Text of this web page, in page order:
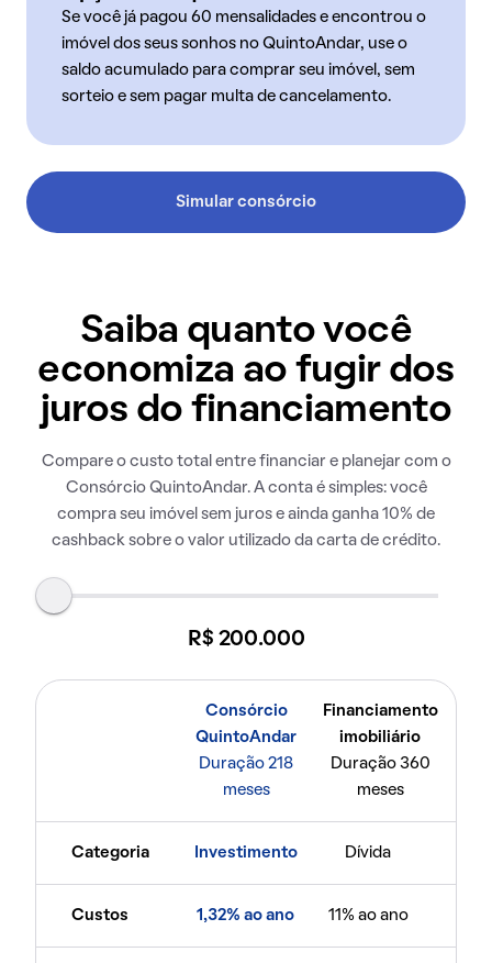
Se você já pagou 60 mensalidades e encontrou o
imóvel dos seus sonhos no QuintoAndar, use o
saldo acumulado para comprar seu imóvel, sem
sorteio e sem pagar multa de cancelamento.
Simular consórcio
Saiba quanto você
economiza ao fugir dos
juros do financiamento
Compare o custo total entre financiar e planejar com o
Consórcio QuintoAndar. A conta é simples: você
compra seu imóvel sem juros e ainda ganha 10% de
cashback sobre o valor utilizado da carta de crédito.
R$ 200.000
Consórcio
QuintoAndar
Duração 218
meses
Financiamento
imobiliário
Duração 360
meses
Categoria Investimento Dívida
Custos 1,32% ao ano 11% ao ano